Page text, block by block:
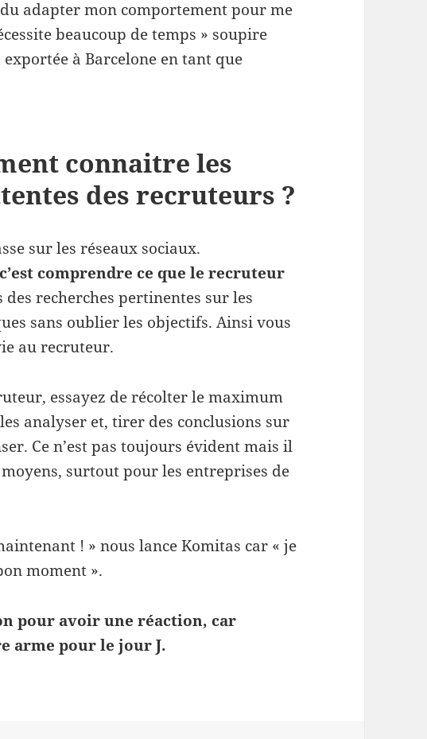
du adapter mon comportement pour me
beaucoup de temps » soupire
à Barcelone en tant que
connaitre les
des recruteurs ?
sur les réseaux sociaux.
comprendre ce que le recruteur
des recherches pertinentes sur les
sans oublier les objectifs. Ainsi vous
au recruteur.
essayez de récolter le maximum
analyser et, tirer des conclusions sur
Ce n’est pas toujours évident mais il
surtout pour les entreprises de
! » nous lance Komitas car « je
moment ».
pour avoir une réaction, car
arme pour le jour J.